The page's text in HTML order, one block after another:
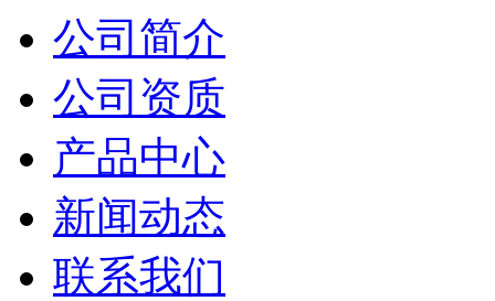
公司简介
公司资质
产品中心
新闻动态
联系我们